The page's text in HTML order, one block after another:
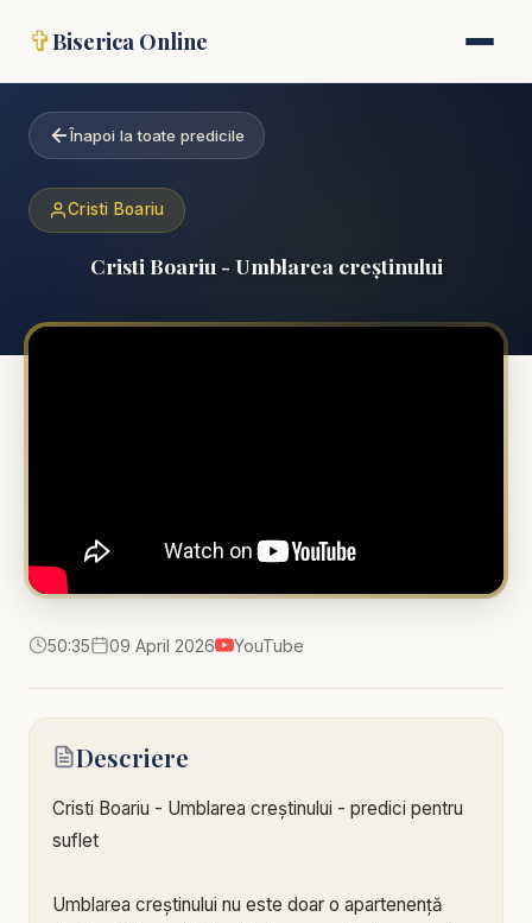
✞Biserica Online
Înapoi la toate predicile
Cristi Boariu
Cristi Boariu - Umblarea creștinului
50:35 09 April 2026 YouTube
Descriere
Cristi Boariu - Umblarea creștinului - predici pentru
suflet
Umblarea creștinului nu este doar o apartenență